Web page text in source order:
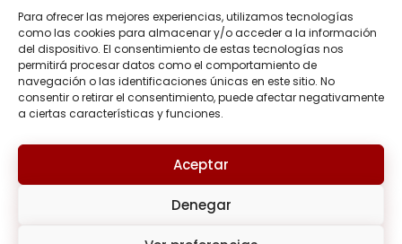
Para ofrecer las mejores experiencias, utilizamos tecnologías
como las cookies para almacenar y/o acceder a la información
del dispositivo. El consentimiento de estas tecnologías nos
permitirá procesar datos como el comportamiento de
navegación o las identificaciones únicas en este sitio. No
consentir o retirar el consentimiento, puede afectar negativamente
a ciertas características y funciones.
Aceptar
Denegar
Preguntas Frecuentes
ACERCA DE FLIZ
Política de reembolsos y devoluciones
Política de privacidad
Términos y Condiciones
Aviso de Cumplimiento Legal